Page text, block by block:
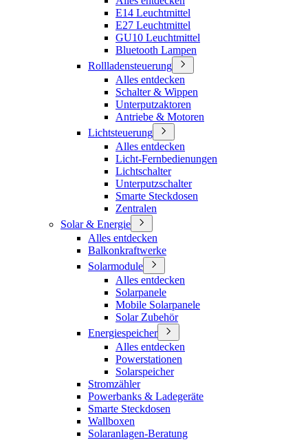
E14 Leuchtmittel
E27 Leuchtmittel
GU10 Leuchtmittel
Bluetooth Lampen
Rollladensteuerung
Alles entdecken
Schalter & Wippen
Unterputzaktoren
Antriebe & Motoren
Lichtsteuerung
Alles entdecken
Licht-Fernbedienungen
Lichtschalter
Unterputzschalter
Smarte Steckdosen
Zentralen
Solar & Energie
Alles entdecken
Balkonkraftwerke
Solarmodule
Alles entdecken
Solarpanele
Mobile Solarpanele
Solar Zubehör
Energiespeicher
Alles entdecken
Powerstationen
Solarspeicher
Stromzähler
Powerbanks & Ladegeräte
Smarte Steckdosen
Wallboxen
Solaranlagen-Beratung